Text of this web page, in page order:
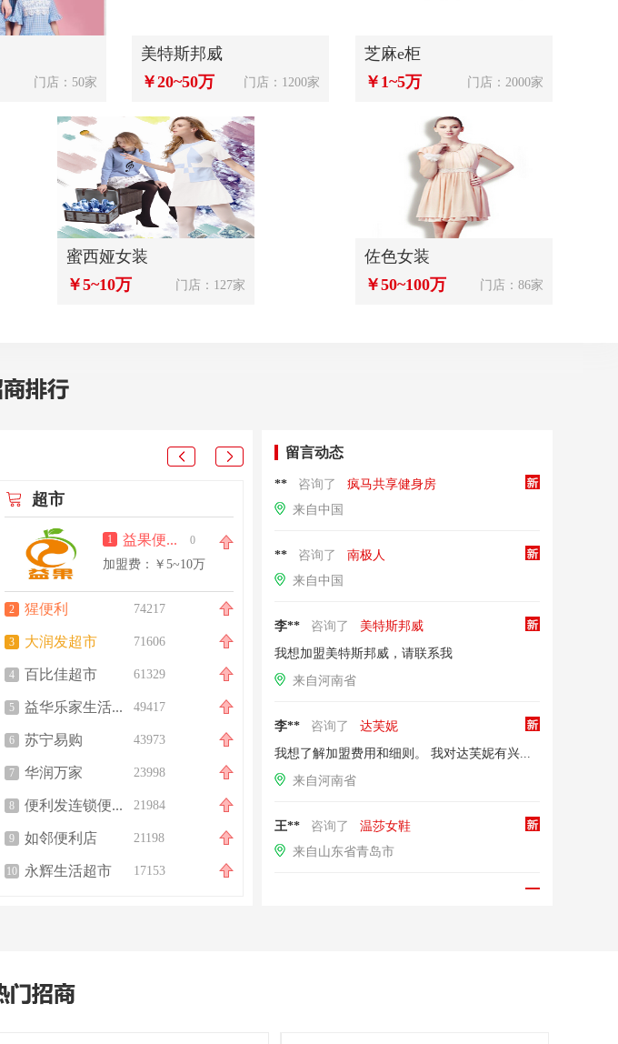
门店：50家
美特斯邦威
￥20~50万
门店：1200家
芝麻e柜
￥1~5万
门店：2000家
蜜西娅女装
￥5~10万
门店：127家
佐色女装
￥50~100万
门店：86家
超市
1 0
加盟费：￥5~10万
2 猩便利 74217
3 大润发超市 71606
4 百比佳超市 61329
5 49417
6 苏宁易购 43973
7 华润万家 23998
8 21984
9 如邻便利店 21198
10 永辉生活超市 17153
加盟费：￥10~20万
4 巴米哥宠物
7 寻宠记
留言动态
** 咨询了
疯马共享健身房
来自中国
** 咨询了
南极人
来自中国
李** 咨询了 美特斯邦威
我想加盟美特斯邦威，请联系我
来自河南省
李** 咨询了 达芙妮
来自河南省
王** 咨询了
温莎女鞋
来自山东省青岛市